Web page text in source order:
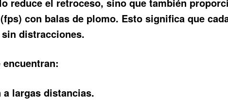
con balas de plomo. Esto significa que
distracciones.
largas distancias.